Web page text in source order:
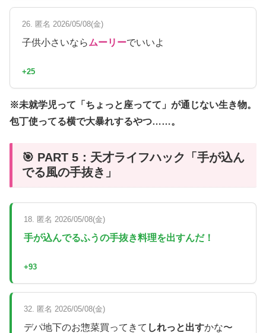
26. 匿名 2026/05/08(金)
子供小さいならムーリーでいいよ
+25
※未就学児って「ちょっと座ってて」が通じない生き物。
包丁使ってる横で大暴れするやつ……。
🎯 PART 5：天才ライフハック「手が込ん
でる風の手抜き」
18. 匿名 2026/05/08(金)
手が込んでるふうの手抜き料理を出すんだ！
+93
32. 匿名 2026/05/08(金)
デパ地下のお惣菜買ってきて しれっと出すかな〜